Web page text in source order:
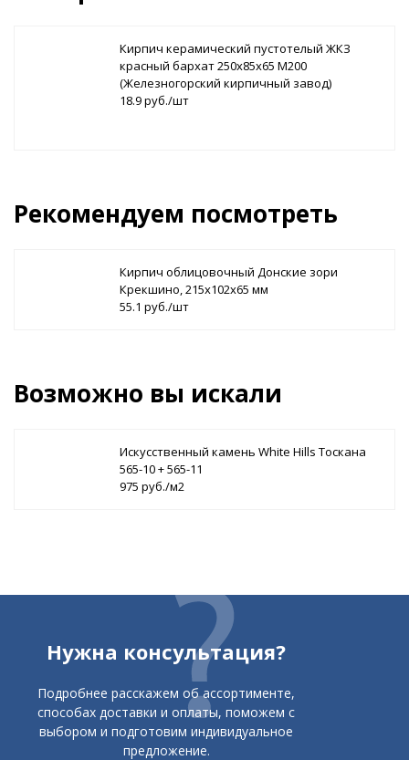
Кирпич керамический пустотелый ЖКЗ
красный бархат 250х85х65 М200
(Железногорский кирпичный завод)
18.9 руб./шт
Рекомендуем посмотреть
Кирпич облицовочный Донские зори
Крекшино, 215х102х65 мм
55.1 руб./шт
Возможно вы искали
Искусственный камень White Hills Тоскана
565-10 + 565-11
975 руб./м2
Нужна консультация?
Подробнее расскажем об ассортименте,
способах доставки и оплаты, поможем с
выбором и подготовим индивидуальное
предложение.